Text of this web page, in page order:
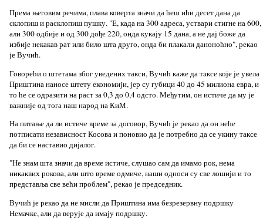
Према његовим речима, плава коверта значи да ћеш ићи десет дана да
склопиш и расклопиш пушку. "Е, када на 300 адреса, уствари стигне на 600,
али 300 одбије и од 300 дође 220, онда кукају 15 дана, а не дај боже да
избије некакав рат или било шта друго, онда би плакали даноноћно", рекао
је Вучић.
Говорећи о штетама због уведених такси, Вучић каже да тaксе које је увела
Приштина наносе штету економији, јер су губици 40 до 45 милиона евра, и
то ће се одразити на раст за 0,3 до 0,4 одсто. Међутим, он истиче да му је
важније од тога наш народ на КиМ.
На питање да ли истиче време за договор, Вучић је рекао да он неће
потписати независност Косова и поновио да је потребно да се укину таксе
да би се наставио дијалог.
"Не знам шта значи да време истиче, слушао сам да имамо рок, нема
никаквих рокова, али што време одмиче, наши односи су све лошији и то
представља све већи проблем", рекао је председник.
Вучић је рекао да не мисли да Приштина има безрезервну подршку
Немачке, али да верује да имају подршку.